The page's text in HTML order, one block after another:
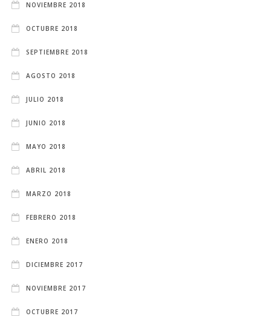
NOVIEMBRE 2018
OCTUBRE 2018
SEPTIEMBRE 2018
AGOSTO 2018
JULIO 2018
JUNIO 2018
MAYO 2018
ABRIL 2018
MARZO 2018
FEBRERO 2018
ENERO 2018
DICIEMBRE 2017
NOVIEMBRE 2017
OCTUBRE 2017